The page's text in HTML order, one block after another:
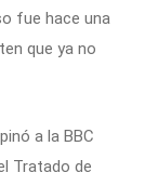
fue hace una
que ya no
a la BBC
Tratado de